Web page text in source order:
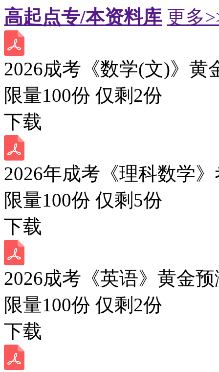
高起点专/本资料库 更多
2026成考《数学(文)》黄
限量100份 仅剩 2份
下载
2026年成考《理科数学
限量100份 仅剩 5份
下载
2026成考《英语》黄金
限量100份 仅剩 2份
下载